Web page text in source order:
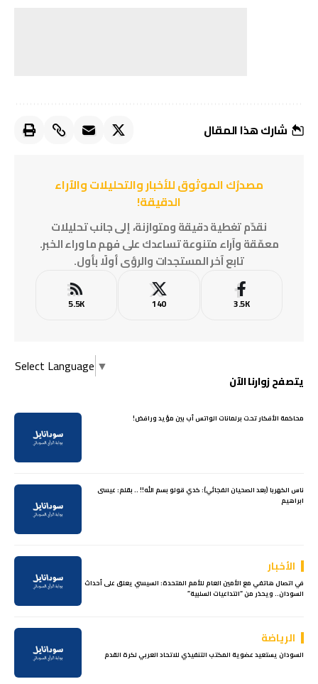
شارك هذا المقال
مصدرُك الموثوق للأخبار والتحليلات والآراء
الدقيقة!
نقدّم تغطية دقيقة ومتوازنة، إلى جانب تحليلات
معمّقة وآراء متنوعة تساعدك على فهم ما وراء الخبر.
تابع آخر المستجدات والرؤى أولًا بأول.
3.5K
140
5.5K
Select Language ▼
يتصفح زوارنا الآن
محاكمة الأفكار تحت برلمانات الواتس أب بين مؤيد ورافض!
ناس الكهربا (بعد الصحيان الفجائي): كدي قولو بسم الله!! .. بقلم: عيسى
ابراهيم
الأخبار
في اتصال هاتفي مع الأمين العام للأمم المتحدة: السيسي يعلق على أحداث
السودان.. ويحذر من “التداعيات السلبية”
الرياضة
السودان يستعيد عضوية المكتب التنفيذي للاتحاد العربي لكرة القدم